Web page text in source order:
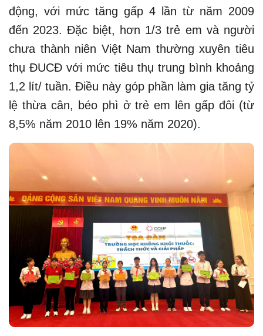
động, với mức tăng gấp 4 lần từ năm 2009
đến 2023. Đặc biệt, hơn 1/3 trẻ em và người
chưa thành niên Việt Nam thường xuyên tiêu
thụ ĐUCĐ với mức tiêu thụ trung bình khoảng
1,2 lít/ tuần. Điều này góp phần làm gia tăng tỷ
lệ thừa cân, béo phì ở trẻ em lên gấp đôi (từ
8,5% năm 2010 lên 19% năm 2020).